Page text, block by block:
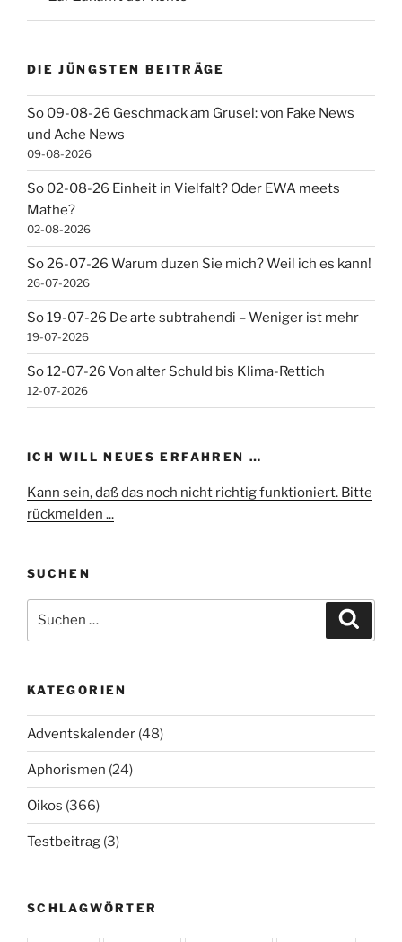
DIE JÜNGSTEN BEITRÄGE
So 09-08-26 Geschmack am Grusel: von Fake News
und Ache News
09-08-2026
So 02-08-26 Einheit in Vielfalt? Oder EWA meets
Mathe?
02-08-2026
So 26-07-26 Warum duzen Sie mich? Weil ich es kann!
26-07-2026
So 19-07-26 De arte subtrahendi – Weniger ist mehr
19-07-2026
So 12-07-26 Von alter Schuld bis Klima-Rettich
12-07-2026
ICH WILL NEUES ERFAHREN …
Kann sein, daß das noch nicht richtig funktioniert. Bitte
rückmelden ...
SUCHEN
nach:
KATEGORIEN
Adventskalender (48)
Aphorismen (24)
Oikos (366)
Testbeitrag (3)
SCHLAGWÖRTER